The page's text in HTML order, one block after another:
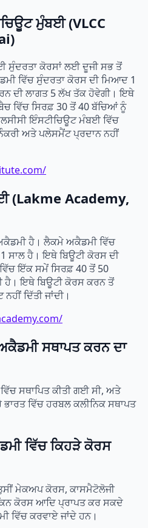
ਮੁੰਬਈ (VLCC
ਸੁੰਦਰਤਾ ਕੋਰਸਾਂ ਲਈ ਦੂਜੀ ਸਭ ਤੋਂ
ਵਿੱਚ ਸੁੰਦਰਤਾ ਕੋਰਸ ਦੀ ਮਿਆਦ 1
ਦੀ ਲਾਗਤ 5 ਲੱਖ ਤੱਕ ਹੋਵੇਗੀ। ਇਥੇ
ਵਿੱਚ ਸਿਰਫ਼ 30 ਤੋਂ 40 ਬੱਚਿਆਂ ਨੂੰ
ਇੰਸਟੀਚਿਊਟ ਮੰਬਈ ਵਿੱਚ
ਅਤੇ ਪਲੇਸਮੈਂਟ ਪ੍ਰਦਾਨ ਨਹੀਂ
(Lakme Academy,
ਹੈ। ਲੈਕਮੇ ਅਕੈਡਮੀ ਵਿੱਚ
ਸਾਲ ਹੈ। ਇਥੇ ਬਿਊਟੀ ਕੋਰਸ ਦੀ
ਇੱਕ ਸਮੇਂ ਸਿਰਫ਼ 40 ਤੋਂ 50
ਹੈ। ਇਥੇ ਬਿਊਟੀ ਕੋਰਸ ਕਰਨ ਤੋਂ
ਦਿੱਤੀ ਜਾਂਦੀ।
ਸਥਾਪਤ ਕਰਨ ਦਾ
ਸਥਾਪਿਤ ਕੀਤੀ ਗਈ ਸੀ, ਅਤੇ
ਵਿੱਚ ਹਰਬਲ ਕਲੀਨਿਕ ਸਥਾਪਤ
ਵਿੱਚ ਕਿਹੜੇ ਕੋਰਸ
ਮੇਕਅਪ ਕੋਰਸ, ਕਾਸਮੈਟੋਲੋਜੀ
ਕੋਰਸ ਆਦਿ ਪ੍ਰਾਪਤ ਕਰ ਸਕਦੇ
ਵਿੱਚ ਕਰਵਾਏ ਜਾਂਦੇ ਹਨ।